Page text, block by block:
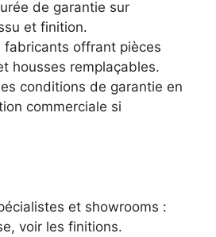
de garantie sur
et finition.
fabricants offrant pièces
housses remplaçables.
conditions de garantie en
commerciale si
et showrooms :
voir les finitions.